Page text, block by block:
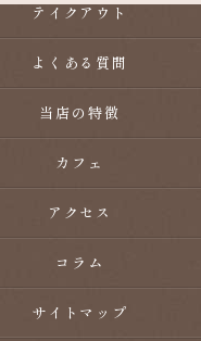
テイクアウト
よくある質問
当店の特徴
カフェ
アクセス
コラム
サイトマップ